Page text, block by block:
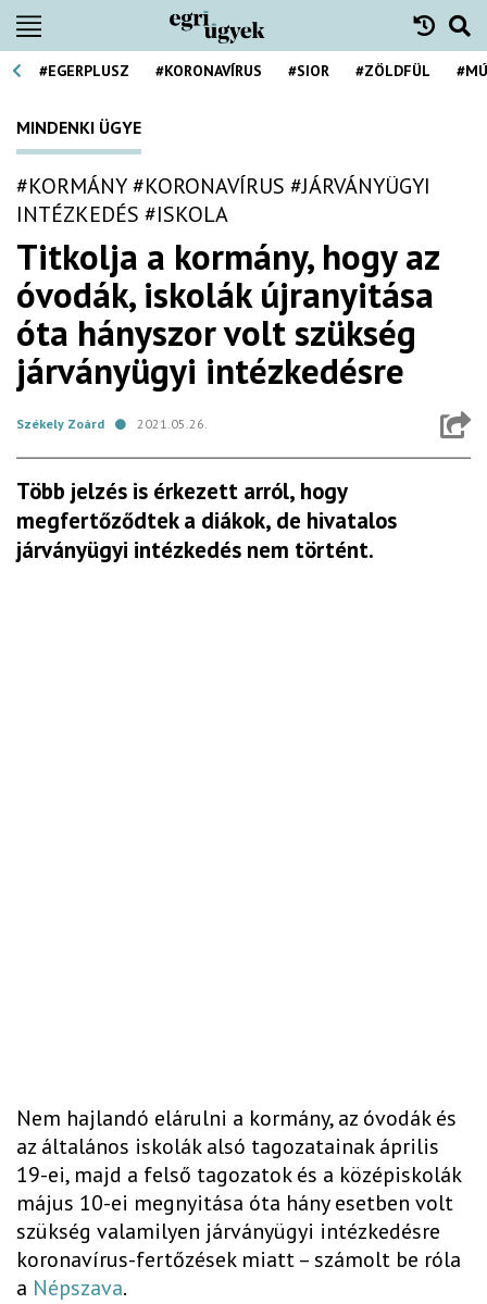
#EGERPLUSZ #KORONAVÍRUS #SIOR #ZÖLDFÜL
MINDENKI ÜGYE
#KORMÁNY#KORONAVÍRUS #JÁRVÁNYÜGYI
INTÉZKEDÉS #ISKOLA
Titkolja a kormány, hogy az
óvodák, iskolák újranyitása
óta hányszor volt szükség
járványügyi intézkedésre
Székely Zoárd 2021.05.26.
Több jelzés is érkezett arról, hogy
megfertőződtek a diákok, de hivatalos
járványügyi intézkedés nem történt.
Nem hajlandó elárulni a kormány, az óvodák és
az általános iskolák alsó tagozatainak április
19-ei, majd a felső tagozatok és a középiskolák
május 10-ei megnyitása óta hány esetben volt
szükség valamilyen járványügyi intézkedésre
koronavírus-fertőzések miatt – számolt be róla
a Népszava.